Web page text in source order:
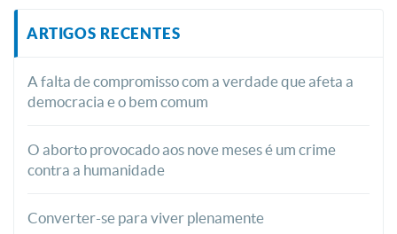
ARTIGOS RECENTES
A falta de compromisso com a verdade que afeta a
democracia e o bem comum
O aborto provocado aos nove meses é um crime
contra a humanidade
Converter-se para viver plenamente